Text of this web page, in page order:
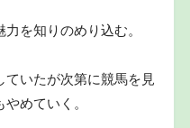
を知りのめり込む。
ていたが次第に競馬を見
めていく。